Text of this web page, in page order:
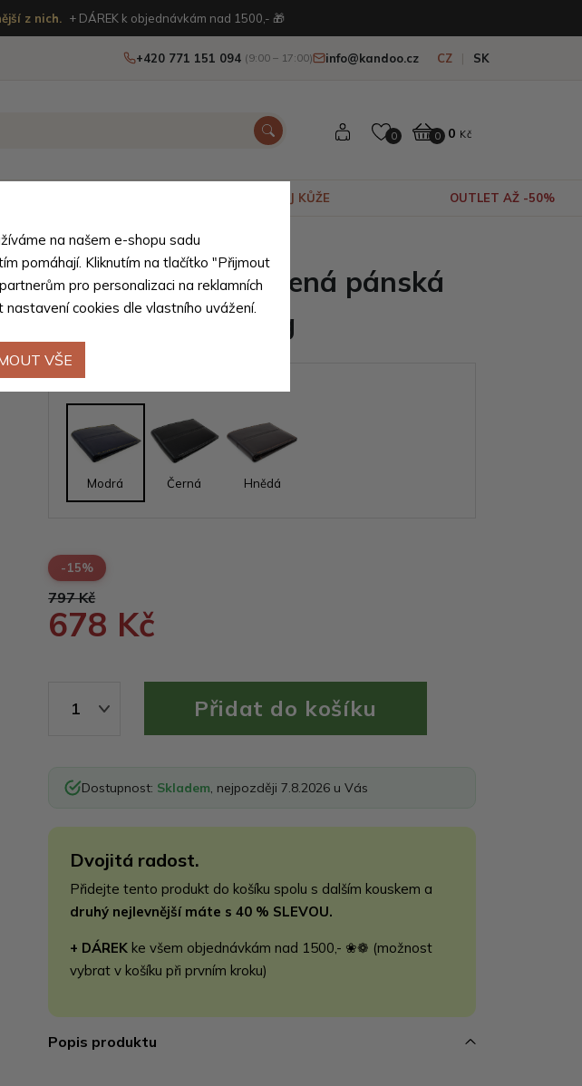
z nich. + DÁREK k objednávkám nad 1500,- 🎁
+420 771 151 094 (9:00 – 17:00) info@kandoo.cz CZ SK
0 0 0 Kč
VÝPRODEJ KŮŽE OUTLET AŽ -50%
Pánské peněženky z přírodní pravé kůže
Tmavě modrá kožená pánská
peněženka Solveig
Barevné varianty
Modrá Černá Hnědá
-15%
797 Kč
678 Kč
1
Dostupnost: Skladem , nejpozději 7.8.2026 u Vás
Dvojitá radost.
Přidejte tento produkt do košíku spolu s dalším kouskem a
druhý nejlevnější máte s 40 % SLEVOU.
+ DÁREK ke všem objednávkám nad 1500,- ❀❁ (možnost
vybrat v košíku při prvním kroku)
Popis produktu
na našem e-shopu sadu
pomáhají. Kliknutím na tlačítko "Přijmout
pro personalizaci na reklamních
cookies dle vlastního uvážení.
VŠE